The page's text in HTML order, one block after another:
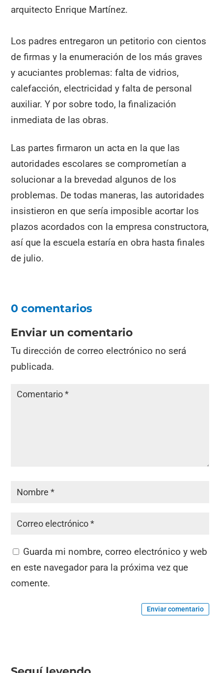
arquitecto Enrique Martínez.
Los padres entregaron un petitorio con cientos
de firmas y la enumeración de los más graves
y acuciantes problemas: falta de vidrios,
calefacción, electricidad y falta de personal
auxiliar. Y por sobre todo, la finalización
inmediata de las obras.
Las partes firmaron un acta en la que las
autoridades escolares se comprometían a
solucionar a la brevedad algunos de los
problemas. De todas maneras, las autoridades
insistieron en que sería imposible acortar los
plazos acordados con la empresa constructora,
así que la escuela estaría en obra hasta finales
de julio.
0 comentarios
Enviar un comentario
Tu dirección de correo electrónico no será
publicada.
Guarda mi nombre, correo electrónico y web
en este navegador para la próxima vez que
comente.
Enviar comentario